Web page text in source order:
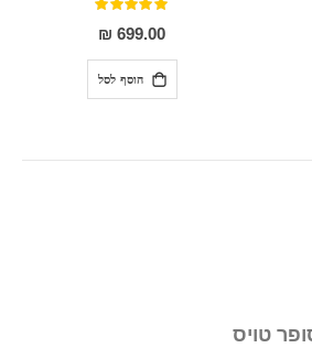
דירוג:
100%
699.00 ₪
הוסף לסל
טויס